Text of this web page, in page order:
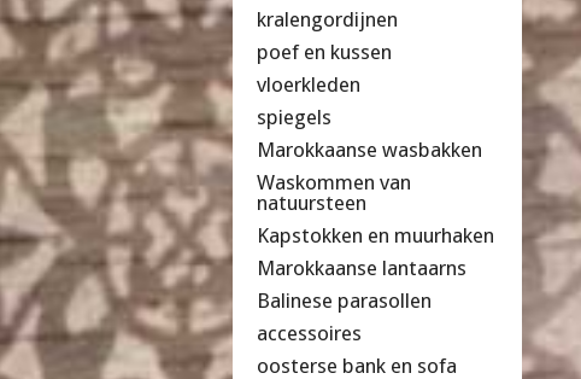
kralengordijnen
poef en kussen
vloerkleden
spiegels
Marokkaanse wasbakken
Waskommen van
natuursteen
Kapstokken en muurhaken
Marokkaanse lantaarns
Balinese parasollen
accessoires
oosterse bank en sofa